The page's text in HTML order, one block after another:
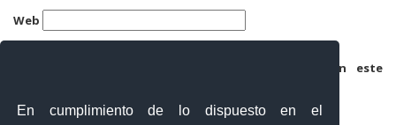
En cumplimiento de lo dispuesto en el
Web
Guarda mi nombre, correo electrónico y web en este